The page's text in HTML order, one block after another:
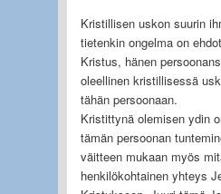
Kristillisen uskon suurin
tietenkin ongelma on
Kristus, hänen
oleellinen kristillisessä
tähän persoonaan.
Kristittynä olemisen ydin
tämän persoonan
väitteen mukaan myös
henkilökohtainen yhteys